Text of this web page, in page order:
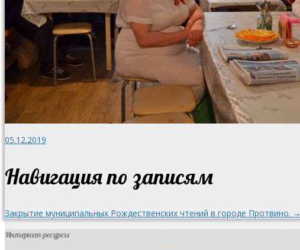
05.12.2019
Навигация по записям
Закрытие муниципальных Рождественских чтений в городе Протвино. →
Интернет-ресурсы